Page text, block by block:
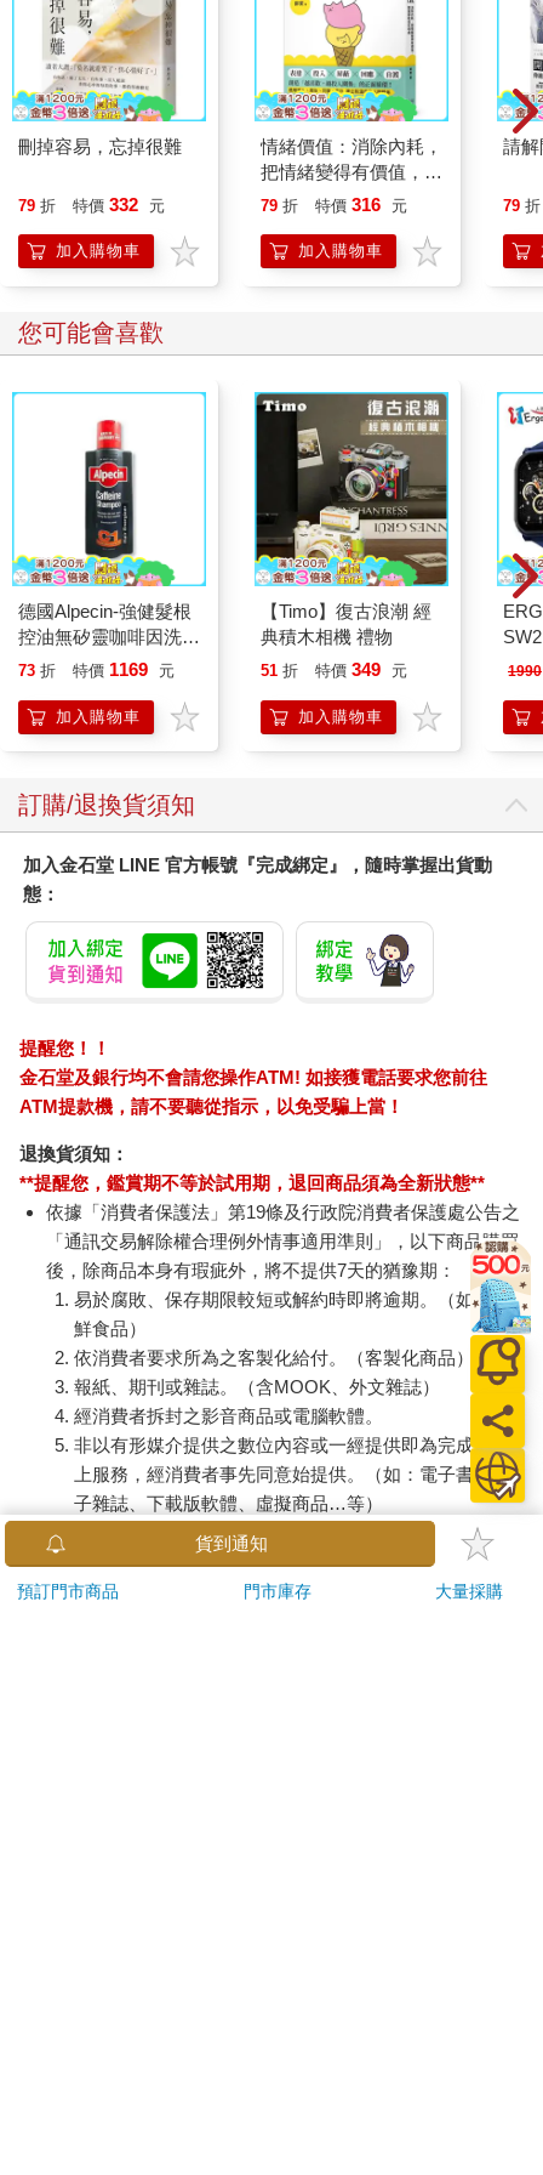
刪掉容易，忘掉很難
79 折 特價 332 元
加入購物車
情緒價值：消除內耗，
把情緒變得有價值，跟
誰都能自在相處
79 折 特價 316 元
加入購物車
請解
79 折
您可能會喜歡
德國Alpecin-強健髮根
控油無矽靈咖啡因洗髮
凝露375ml/瓶-C1強健
調理頭皮洗髮液/0矽靈
滋潤洗頭髮水/一般髮
73 折 特價 1169 元
加入購物車
【Timo】復古浪潮 經
典積木相機 禮物
51 折 特價 349 元
加入購物車
泳
1990
訂購/退換貨須知
加入金石堂 LINE 官方帳號『完成綁定』，隨時掌握出貨動
態：
提醒您！！
金石堂及銀行均不會請您操作ATM! 如接獲電話要求您前往
ATM提款機，請不要聽從指示，以免受騙上當！
退換貨須知：
**提醒您，鑑賞期不等於試用期，退回商品須為全新狀態**
依據「消費者保護法」第19條及行政院消費者保護處公告之
「通訊交易解除權合理例外情事適用準則」，以下商品購買
後，除商品本身有瑕疵外，將不提供7天的猶豫期：
易於腐敗、保存期限較短或解約時即將逾期。（如：生
鮮食品）
依消費者要求所為之客製化給付。（客製化商品）
報紙、期刊或雜誌。（含MOOK、外文雜誌）
經消費者拆封之影音商品或電腦軟體。
非以有形媒介提供之數位內容或一經提供即為完成之線
上服務，經消費者事先同意始提供。（如：電子書、電
子雜誌、下載版軟體、虛擬商品…等）
已拆封之個人衛生用品。（如：內衣褲、刮鬍刀、除毛
若非上列種類商品，均享有到貨7天的猶豫期（含例假
貨到通知
預訂門市商品 門市庫存 大量採購